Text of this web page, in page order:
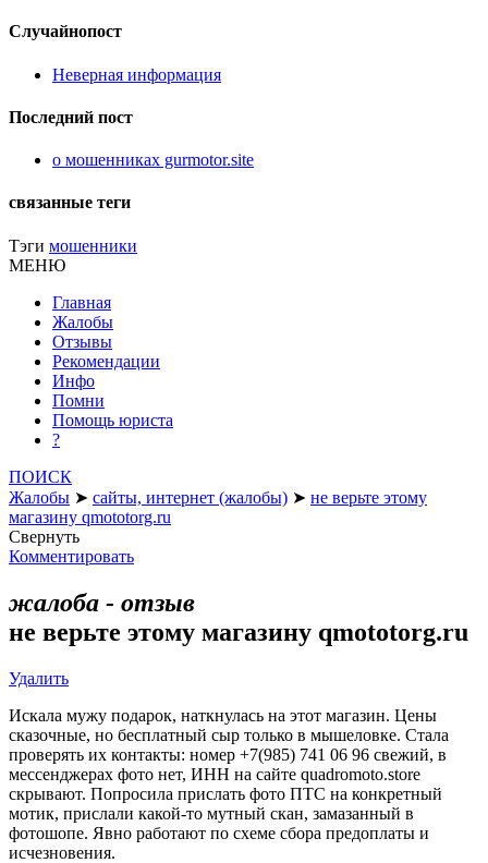
Случайнопост
Неверная информация
Последний пост
о мошенниках gurmotor.site
связанные теги
Тэги мошенники
МЕНЮ
Главная
Жалобы
Отзывы
Рекомендации
Инфо
Помни
Помощь юриста
?
ПОИСК
Жалобы ➤ сайты, интернет (жалобы) ➤ не верьте этому
магазину qmototorg.ru
Свернуть
Комментировать
жалоба - отзыв
не верьте этому магазину qmototorg.ru
Удалить
Искала мужу подарок, наткнулась на этот магазин. Цены
сказочные, но бесплатный сыр только в мышеловке. Стала
проверять их контакты: номер +7(985) 741 06 96 свежий, в
мессенджерах фото нет, ИНН на сайте quadromoto.store
скрывают. Попросила прислать фото ПТС на конкретный
мотик, прислали какой-то мутный скан, замазанный в
фотошопе. Явно работают по схеме сбора предоплаты и
исчезновения.